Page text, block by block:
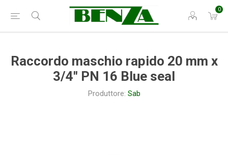
0
Raccordo maschio rapido 20 mm x
3/4" PN 16 Blue seal
Produttore: Sab